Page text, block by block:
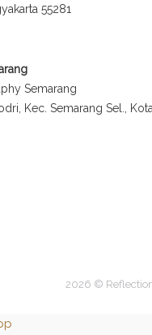
55281
Semarang
Kec. Semarang Sel.,
2026 ©